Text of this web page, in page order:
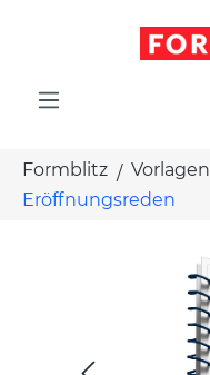
Formblitz Vorlagen
Eröffnungsreden